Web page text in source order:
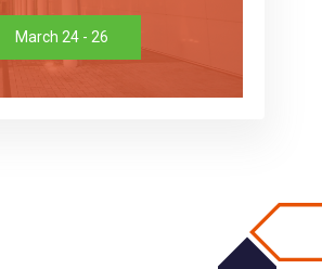
March 24 - 26